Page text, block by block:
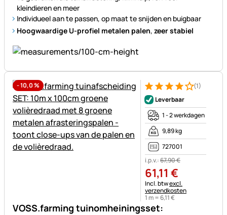
kleindieren en meer
Individueel aan te passen, op maat te snijden en buigbaar
Hoogwaardige U-profiel metalen palen, zeer stabiel
-10,0%
VOSS.farming tuinomheiningsset:
Beoordeling: 4 van 5 (1
1 Bewertung
(1)
Leverbaar
1 - 2 werkdagen
9,89 kg
727001
i.p.v.:67,90€
61,11 €
Belastinginformatie:
Incl. btwexcl.
verzendkosten
1 m = 6,11€